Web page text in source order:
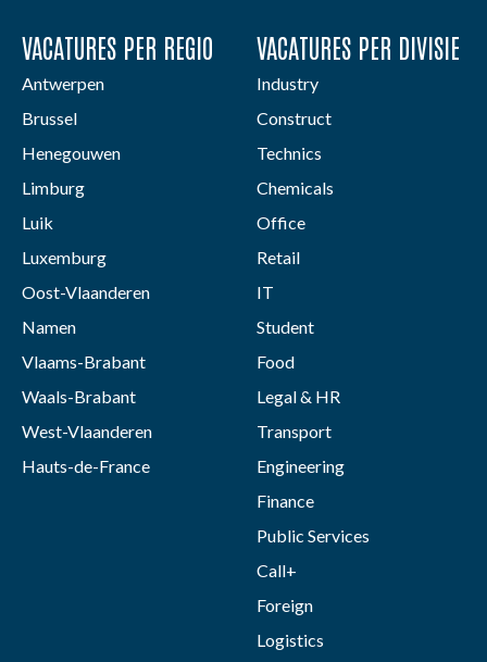
VACATURES PER REGIO
Antwerpen
Brussel
Henegouwen
Limburg
Luik
Luxemburg
Oost-Vlaanderen
Namen
Vlaams-Brabant
Waals-Brabant
West-Vlaanderen
Hauts-de-France
VACATURES PER DIVISIE
Industry
Construct
Technics
Chemicals
Office
Retail
IT
Student
Food
Legal & HR
Transport
Engineering
Finance
Public Services
Call+
Foreign
Logistics